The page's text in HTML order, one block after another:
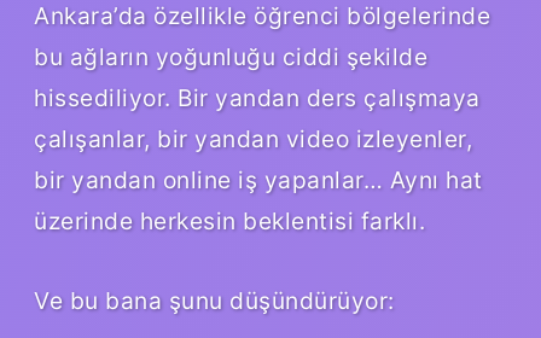
Ankara’da özellikle öğrenci bölgelerinde
bu ağların yoğunluğu ciddi şekilde
hissediliyor. Bir yandan ders çalışmaya
çalışanlar, bir yandan video izleyenler,
bir yandan online iş yapanlar… Aynı hat
üzerinde herkesin beklentisi farklı.
Ve bu bana şunu düşündürüyor: